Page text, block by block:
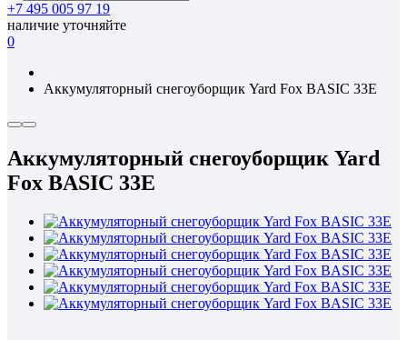
+7 495 005 97 19
наличие уточняйте
0
Аккумуляторный снегоуборщик Yard Fox BASIC 33E
Аккумуляторный снегоуборщик Yard
Fox BASIC 33E